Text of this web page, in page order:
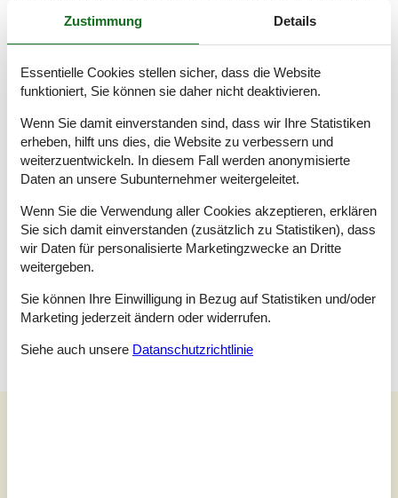
Denk daran, dass du bei Blåvand jederzeit Bollerwagen leihen
wieder, wenn du deine Heimreise antrittst.
Schlafzimmer
Doppelbett - 2 x 90x200cm.
Doppelbett - 2 x 90x200cm.
Schlafzimmer
Doppelbett - 2 x 90x200cm.
Schlafzimmer
Doppelbett - 2 x 90x200cm.
Zustimmung Details
Essentielle Cookies stellen sicher, dass die Website
funktioniert, Sie können sie daher nicht deaktivieren.
Wenn Sie damit einverstanden sind, dass wir Ihre Statistiken
erheben, hilft uns dies, die Website zu verbessern und
weiterzuentwickeln. In diesem Fall werden anonymisierte
Daten an unsere Subunternehmer weitergeleitet.
Wenn Sie die Verwendung aller Cookies akzeptieren, erklären
Sie sich damit einverstanden (zusätzlich zu Statistiken), dass
wir Daten für personalisierte Marketingzwecke an Dritte
weitergeben.
Sie können Ihre Einwilligung in Bezug auf Statistiken und/oder
Marketing jederzeit ändern oder widerrufen.
Siehe auch unsere Datanschutzrichtlinie